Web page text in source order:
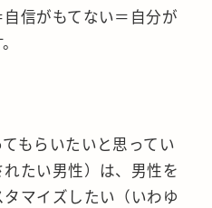
自信がもてない＝自分が
もらいたいと思ってい
たい男性）は、男性を
マイズしたい（いわゆ